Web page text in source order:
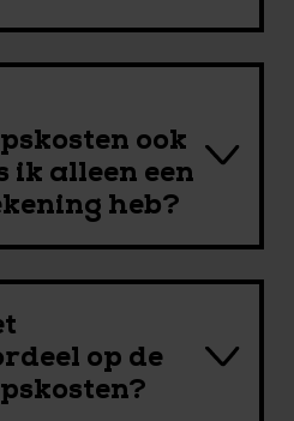
ook
alleen een
heb?
op de